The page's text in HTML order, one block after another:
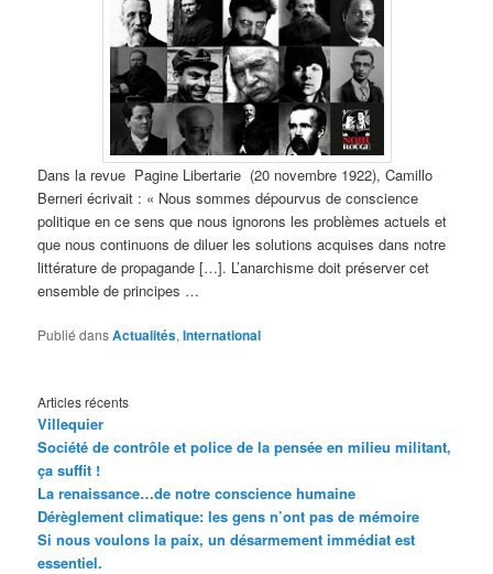
Dans la revue Pagine Libertarie (20 novembre 1922), Camillo
Berneri écrivait : « Nous sommes dépourvus de conscience
politique en ce sens que nous ignorons les problèmes actuels et
que nous continuons de diluer les solutions acquises dans notre
littérature de propagande […]. L’anarchisme doit préserver cet
ensemble de principes …
Publié dansActualités,International
Articles récents
Villequier
Société de contrôle et police de la pensée en milieu militant,
ça suffit !
La renaissance…de notre conscience humaine
Dérèglement climatique: les gens n’ont pas de mémoire
Si nous voulons la paix, un désarmement immédiat est
essentiel.